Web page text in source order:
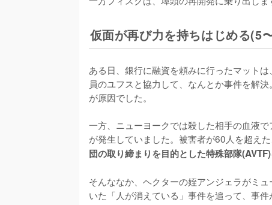
仮面が再び力を持ちはじめる(5
ある日、銀行に融資を頼みに行ったマット
員のユフスと協力して、なんとか事件を解
が原因でした。
一方、ニューヨークでは殺した相手の血液
が発生していました。被害者が60人を超えた
団の取り締まりを目的とした特殊部隊(AVTF)
そんななか、ヘクターの姪アンジェラがミ
いた「人が消えている」事件を追って、事